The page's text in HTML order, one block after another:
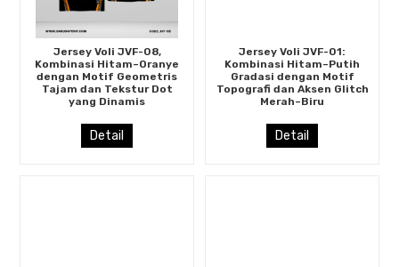
Jersey Voli JVF-08,
Kombinasi Hitam–Oranye
dengan Motif Geometris
Tajam dan Tekstur Dot
yang Dinamis
Detail
Jersey Voli JVF-01:
Kombinasi Hitam–Putih
Gradasi dengan Motif
Topografi dan Aksen Glitch
Merah–Biru
Detail